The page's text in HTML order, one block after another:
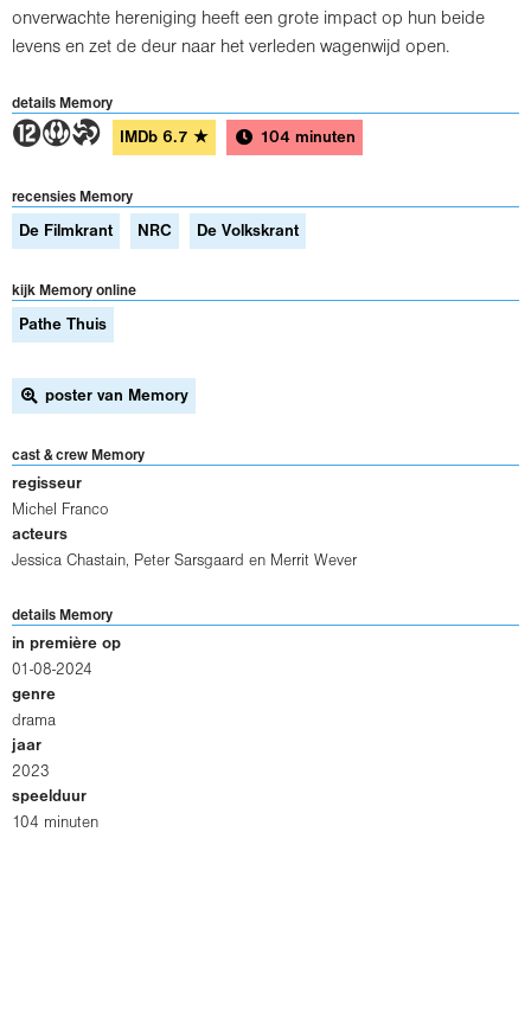
onverwachte hereniging heeft een grote impact op hun beide
levens en zet de deur naar het verleden wagenwijd open.
details Memory
4ST IMDb 6.7 ★ 104 minuten
recensies Memory
De Filmkrant NRC De Volkskrant
kijk Memory online
Pathe Thuis
poster van Memory
cast & crew Memory
regisseur
Michel Franco
acteurs
Jessica Chastain, Peter Sarsgaard en Merrit Wever
details Memory
in première op
01-08-2024
genre
drama
jaar
2023
speelduur
104 minuten